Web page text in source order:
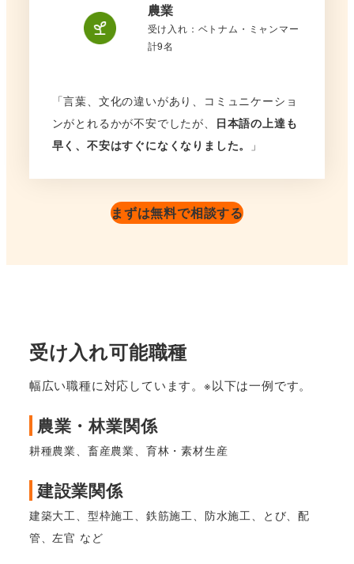
農業
受け入れ：ベトナム・ミャンマー
計9名
「言葉、文化の違いがあり、コミュニケーショ
ンがとれるかが不安でしたが、
日本語の上達も
早く、不安はすぐになくなりました。
」
まずは無料で相談する
受け入れ可能職種
幅広い職種に対応しています。※以下は一例です。
農業・林業関係
耕種農業、畜産農業、育林・素材生産
建設業関係
建築大工、型枠施工、鉄筋施工、防水施工、とび、配
管、左官 など